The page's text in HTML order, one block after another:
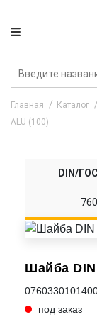
Главная Каталог
ALU (100)
Шайба DIN
под заказ
DIN/